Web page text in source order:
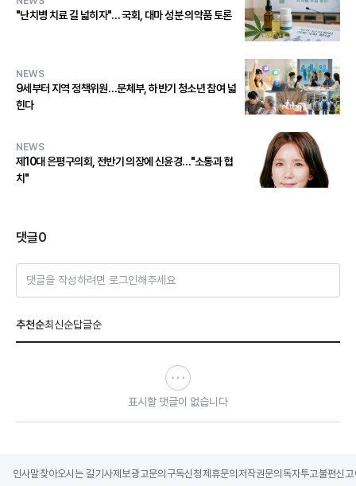
"난치병 치료 길 넓히자"… 국회, 대마 성분 의약품 토론
NEWS
9세부터 지역 정책위원…문체부, 하반기 청소년 참여 넓
힌다
NEWS
제10대 은평구의회, 전반기 의장에 신윤경…"소통과 협
치"
댓글0
댓글을 작성하려면 로그인해주세요
추천순최신순답글순
표시할 댓글이 없습니다
인사말찾아오시는 길기사제보광고문의 구독신청제휴문의 저작권문의 독자투고불편신고